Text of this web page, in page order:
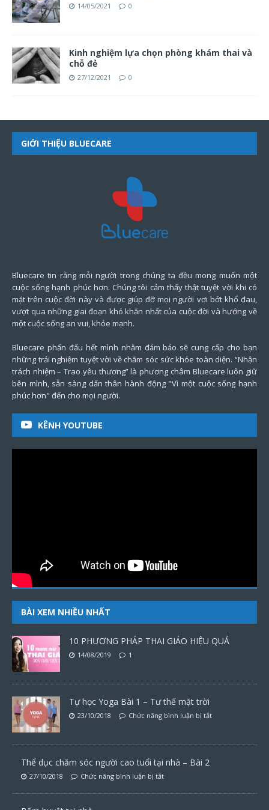
14/05/2021 0
Kinh nghiệm lựa chọn phòng khám thai và
chỗ đẻ
27/12/2021 0
GIỚI THIỆU BLUECARE
Bluecare tin rằng mỗi người trong chúng ta đều mong muốn một
cuộc sống hạnh phúc hơn. Chúng tôi cảm thấy thật tuyệt vời khi có
mặt trên cuộc đời này và được giúp đỡ mọi người vơi bớt khổ đau,
vượt qua những giai đoạn khó khăn nhất của cuộc đời và hướng về
một cuộc sống an vui, khỏe mạnh.
Bluecare phấn đấu hết mình nhằm đảm bảo sẽ cung cấp cho bạn
những trải nghiệm tuyệt vời về chăm sóc sức khỏe toàn diện. “Nhận
trách nhiệm – Trao yêu thương” là phương châm Bluecare luôn giữ
bên mình, sẵn sàng dấn thân hành động "Vì một cuộc sống hạnh
phúc hơn" đến cho mọi người.
KÊNH YOUTUBE
BÀI XEM NHIỀU NHẤT
10 PHƯƠNG PHÁP THAI GIÁO HIỆU QUẢ
14/08/2019 1
Tự học Yoga Bài 1 – Tư thế mặt trời
23/10/2018 Chức năng bình luận bị tắt
Thể dục chăm sóc người cao tuổi tại nhà – Bài 2
27/10/2018 Chức năng bình luận bị tắt